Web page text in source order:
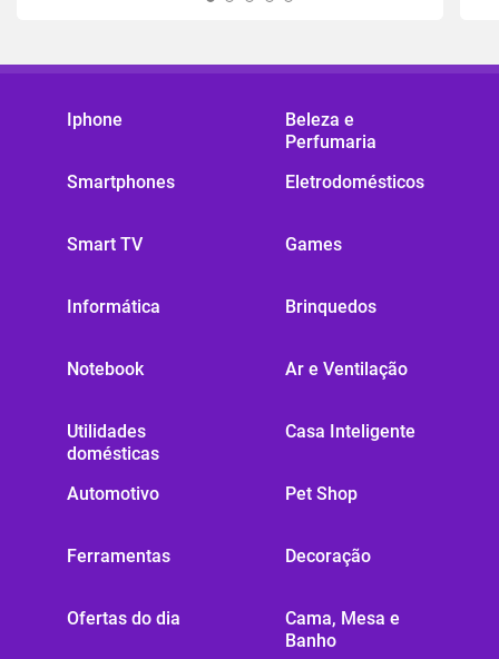
Iphone
Smartphones
Smart TV
Informática
Notebook
Utilidades
domésticas
Automotivo
Ferramentas
Ofertas do dia
Beleza e
Perfumaria
Eletrodomésticos
Games
Brinquedos
Ar e Ventilação
Casa Inteligente
Pet Shop
Decoração
Cama, Mesa e
Banho